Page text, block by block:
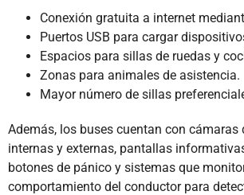
Conexión gratuita a internet
Puertos USB para cargar
Espacios para sillas de ruedas y
Zonas para animales de asistencia.
Mayor número de sillas
Además, los buses cuentan con cámaras
internas y externas, pantallas
botones de pánico y sistemas que
comportamiento del conductor para